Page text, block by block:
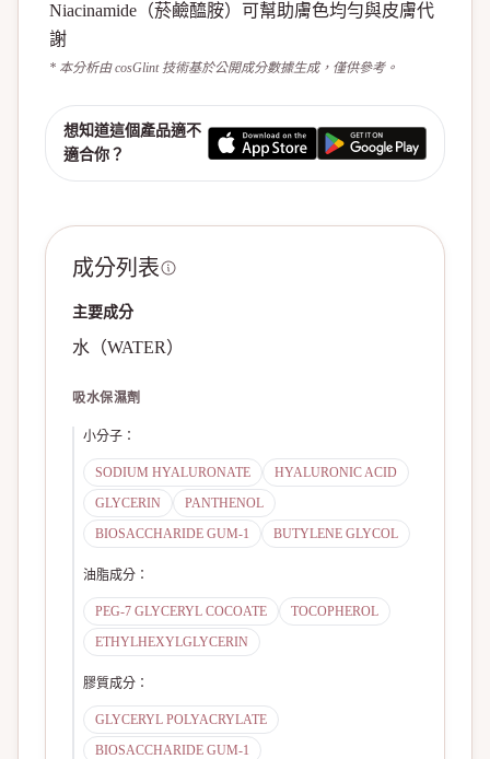
Niacinamide（菸鹼醯胺）可幫助膚色均勻與皮膚代
謝
* 本分析由 cosGlint 技術基於公開成分數據生成，僅供參考。
想知道這個產品適不
適合你？
成分列表
主要成分
水（WATER）
吸水保濕劑
小分子 ：
SODIUM HYALURONATE
HYALURONIC ACID
GLYCERIN
PANTHENOL
BIOSACCHARIDE GUM-1
BUTYLENE GLYCOL
油脂成分 ：
PEG-7 GLYCERYL COCOATE
TOCOPHEROL
ETHYLHEXYLGLYCERIN
膠質成分 ：
GLYCERYL POLYACRYLATE
BIOSACCHARIDE GUM-1